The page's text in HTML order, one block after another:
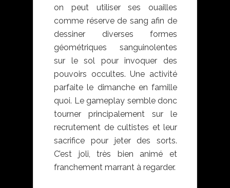
on peut utiliser ses ouailles
comme réserve de sang afin de
dessiner diverses formes
géométriques sanguinolentes
sur le sol pour invoquer des
pouvoirs occultes. Une activité
parfaite le dimanche en famille
quoi. Le gameplay semble donc
tourner principalement sur le
recrutement de cultistes et leur
sacrifice pour jeter des sorts.
C’est joli, très bien animé et
franchement marrant à regarder.